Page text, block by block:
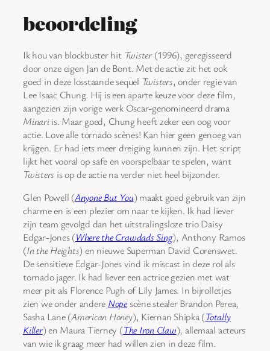
beoordeling
Ik hou van blockbuster hit Twister(1996), geregisseerd
door onze eigen Jan de Bont. Met de actie zit het ook
goed in deze losstaande sequel Twisters, onder regie van
Lee Isaac Chung. Hij is een aparte keuze voor deze film,
aangezien zijn vorige werk Oscar-genomineerd drama
Minariis. Maar goed, Chung heeft zeker een oog voor
actie. Love alle tornado scènes! Kan hier geen genoeg van
krijgen. Er had iets meer dreiging kunnen zijn. Het script
lijkt het vooral op safe en voorspelbaar te spelen, want
Twisters is op de actie na verder niet heel bijzonder.
Glen Powell (Anyone But You) maakt goed gebruik van zijn
charme en is een plezier om naar te kijken. Ik had liever
zijn team gevolgd dan het uitstralingsloze trio Daisy
Edgar-Jones (Where the Crawdads Sing), Anthony Ramos
(In the Heights) en nieuwe Superman David Corenswet.
De sensitieve Edgar-Jones vind ik miscast in deze rol als
tornado jager. Ik had liever een actrice gezien met wat
meer pit als Florence Pugh of Lily James. In bijrolletjes
zien we onder andere Nopescène stealer Brandon Perea,
Sasha Lane (American Honey), Kiernan Shipka (Totally
Killer) en Maura Tierney (The Iron Claw), allemaal acteurs
van wie ik graag meer had willen zien in deze film.